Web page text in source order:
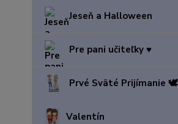
Jeseň a Halloween
Pre pani učiteľky ♥️
Prvé Sväté Prijímanie 🕊️
Valentín